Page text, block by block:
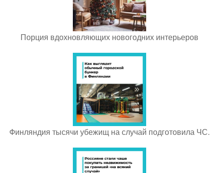
Порция вдохновляющих новогодних интерьеров
Финляндия тысячи убежищ на случай подготовила ЧС.